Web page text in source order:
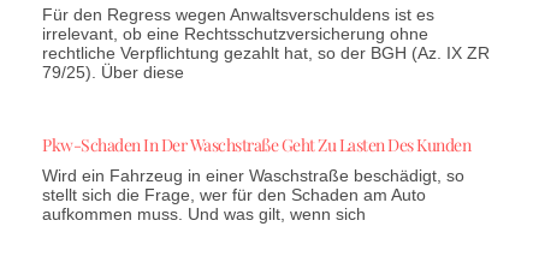
Für den Regress wegen Anwaltsverschuldens ist es
irrelevant, ob eine Rechtsschutzversicherung ohne
rechtliche Verpflichtung gezahlt hat, so der BGH (Az. IX ZR
79/25). Über diese
Pkw-Schaden In Der Waschstraße Geht Zu Lasten Des Kunden
Wird ein Fahrzeug in einer Waschstraße beschädigt, so
stellt sich die Frage, wer für den Schaden am Auto
aufkommen muss. Und was gilt, wenn sich